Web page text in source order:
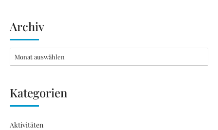
Archiv
Kategorien
Aktivitäten